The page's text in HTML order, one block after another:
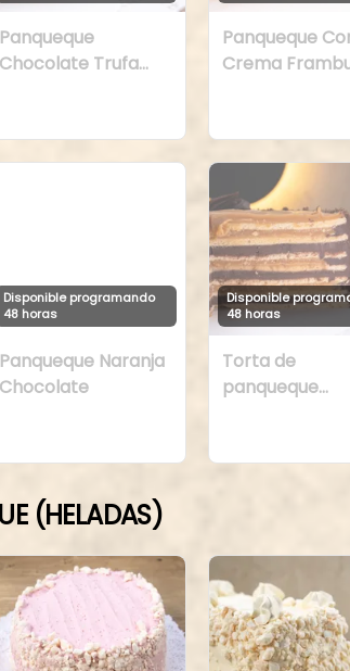
Panqueque
Chocolate Trufa
Panqueque
Crema
Disponible programando
48 horas
Panqueque Naranja
Chocolate
Disponible
48 horas
Torta de
panqueque
(HELADAS)